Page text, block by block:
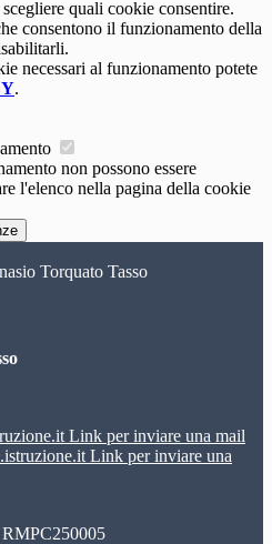
quali cookie consentire.
consentono il funzionamento della
necessari al funzionamento potete
.
non possono essere
l'elenco nella pagina della cookie
Torquato Tasso
Link per inviare una mail
Link per inviare una